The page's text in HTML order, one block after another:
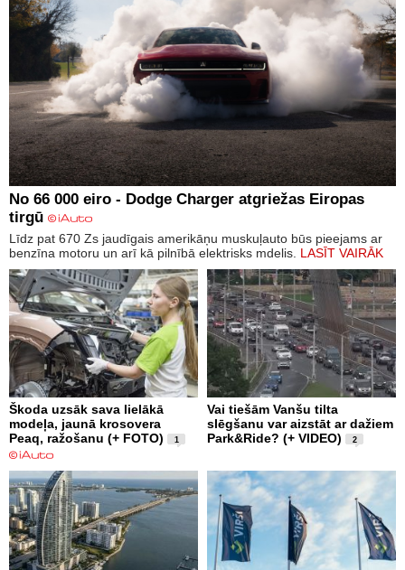
No 66 000 eiro - Dodge Charger atgriežas Eiropas
tirgū
Līdz pat 670 Zs jaudīgais amerikāņu muskuļauto būs pieejams ar
benzīna motoru un arī kā pilnībā elektrisks mdelis. LASĪT VAIRĀK
Škoda uzsāk sava lielākā
modeļa, jaunā krosovera
Peaq, ražošanu (+ FOTO)
1
Vai tiešām Vanšu tilta
slēgšanu var aizstāt ar dažiem
Park&Ride? (+ VIDEO)
2